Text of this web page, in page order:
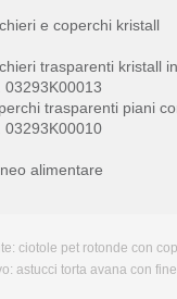
e coperchi kristall
trasparenti kristall
03293K00013
trasparenti piani
03293K00010
alimentare
ciotole pet rotonde con
astucci torta avana con